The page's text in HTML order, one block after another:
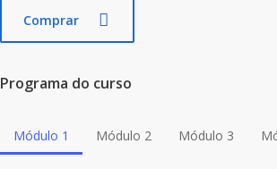
Comprar
Programa do curso
Módulo 1 Módulo 2 Módulo 3